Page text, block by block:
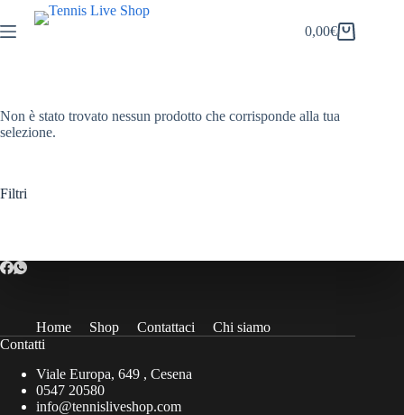
al
contenuto
Carrello
0,00€
Non è stato trovato nessun prodotto che corrisponde alla tua
selezione.
Filtri
Home Shop Contattaci
Chi siamo
Contatti
Viale Europa, 649 , Cesena
0547 20580
info@tennisliveshop.com